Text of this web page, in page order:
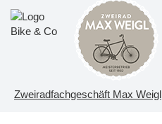
Zweiradfachgeschäft Max Weigl